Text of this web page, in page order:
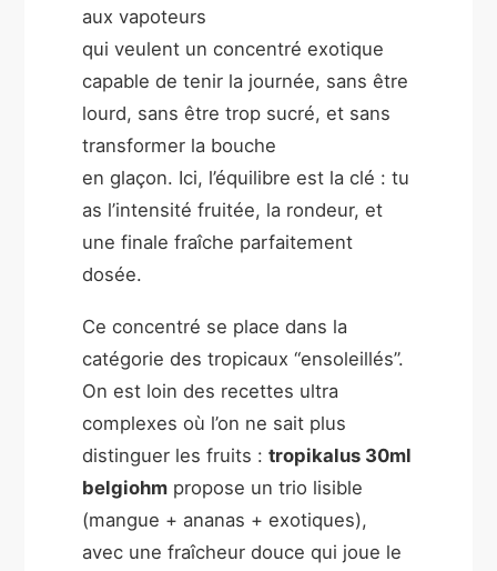
aux vapoteurs
qui veulent un concentré exotique
capable de tenir la journée, sans être
lourd, sans être trop sucré, et sans
transformer la bouche
en glaçon. Ici, l’équilibre est la clé : tu
as l’intensité fruitée, la rondeur, et
une finale fraîche parfaitement
dosée.
Ce concentré se place dans la
catégorie des tropicaux “ensoleillés”.
On est loin des recettes ultra
complexes où l’on ne sait plus
distinguer les fruits :tropikalus 30ml
belgiohm propose un trio lisible
(mangue + ananas + exotiques),
avec une fraîcheur douce qui joue le